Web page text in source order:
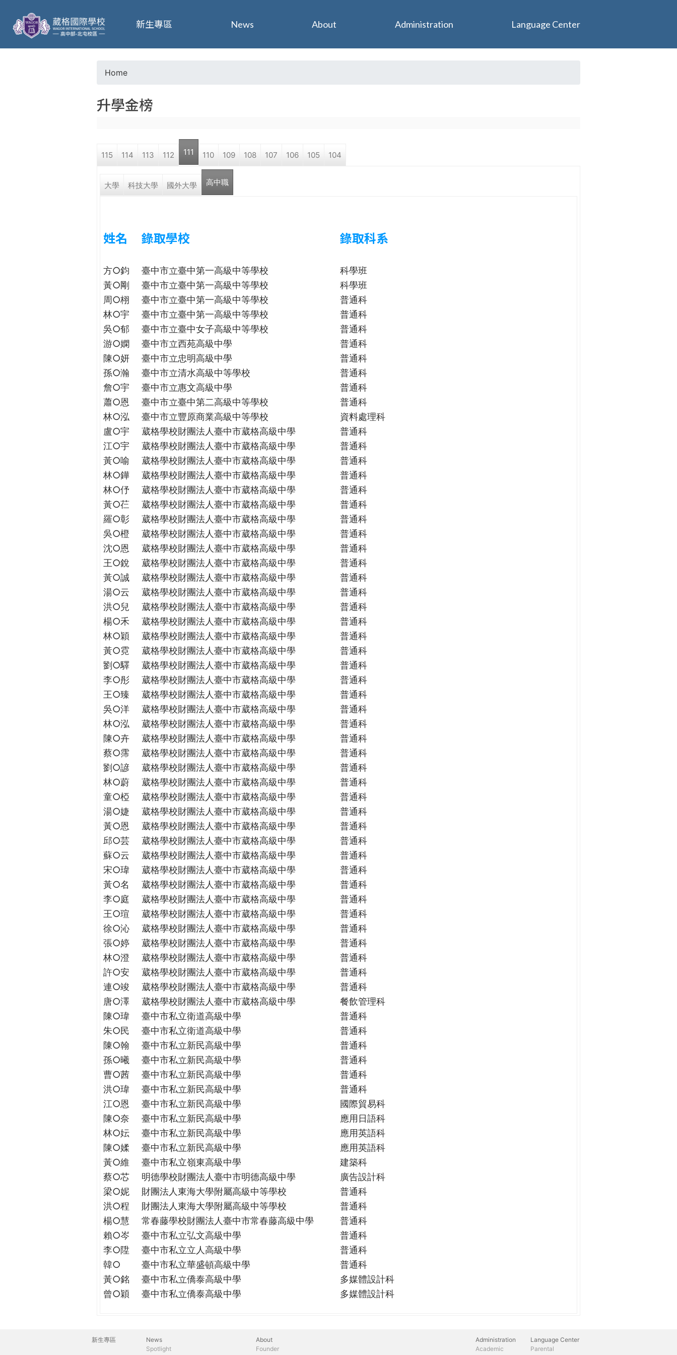
葳
格
o
a
r
h
r
e
Home
升學金榜
115 114 113 112 111 110 109 108 107 106 105 104
大學 科技大學 國外大學 高中職
姓名 錄取學校 錄取科系
方○鈞 臺中市立臺中第一高級中等學校
科學班
黃○剛
臺中市立臺中第一高級中等學校
科學班
周○栩
臺中市立臺中第一高級中等學校
普通科
林○宇
臺中市立臺中第一高級中等學校
普通科
吳○郁
臺中市立臺中女子高級中等學校
普通科
游○嫻
臺中市立西苑高級中學
普通科
陳○妍
臺中市立忠明高級中學
普通科
孫○瀚
臺中市立清水高級中等學校
普通科
詹○宇
臺中市立惠文高級中學
普通科
蕭○恩
臺中市立臺中第二高級中等學校
普通科
林○泓
臺中市立豐原商業高級中等學校
資料處理科
盧○宇
葳格學校財團法人臺中市葳格高級中學
普通科
江○宇
葳格學校財團法人臺中市葳格高級中學
普通科
黃○喻
葳格學校財團法人臺中市葳格高級中學
普通科
林○鏵
葳格學校財團法人臺中市葳格高級中學
普通科
林○伃
葳格學校財團法人臺中市葳格高級中學
普通科
黃○芢
葳格學校財團法人臺中市葳格高級中學
普通科
羅○彰
葳格學校財團法人臺中市葳格高級中學
普通科
吳○橙
葳格學校財團法人臺中市葳格高級中學
普通科
沈○恩
葳格學校財團法人臺中市葳格高級中學
普通科
王○銳
葳格學校財團法人臺中市葳格高級中學
普通科
黃○誠
葳格學校財團法人臺中市葳格高級中學
普通科
湯○云
葳格學校財團法人臺中市葳格高級中學
普通科
洪○兒
葳格學校財團法人臺中市葳格高級中學
普通科
楊○禾
葳格學校財團法人臺中市葳格高級中學
普通科
林○穎
葳格學校財團法人臺中市葳格高級中學
普通科
黃○霓
葳格學校財團法人臺中市葳格高級中學
普通科
劉○驛
葳格學校財團法人臺中市葳格高級中學
普通科
李○彤
葳格學校財團法人臺中市葳格高級中學
普通科
王○臻
葳格學校財團法人臺中市葳格高級中學
普通科
吳○洋
葳格學校財團法人臺中市葳格高級中學
普通科
林○泓
葳格學校財團法人臺中市葳格高級中學
普通科
陳○卉
葳格學校財團法人臺中市葳格高級中學
普通科
蔡○霈
葳格學校財團法人臺中市葳格高級中學
普通科
劉○諺
葳格學校財團法人臺中市葳格高級中學
普通科
林○蔚
葳格學校財團法人臺中市葳格高級中學
普通科
童○椏
葳格學校財團法人臺中市葳格高級中學
普通科
湯○婕
葳格學校財團法人臺中市葳格高級中學
普通科
黃○恩
葳格學校財團法人臺中市葳格高級中學
普通科
邱○芸
葳格學校財團法人臺中市葳格高級中學
普通科
蘇○云
葳格學校財團法人臺中市葳格高級中學
普通科
宋○瑋
葳格學校財團法人臺中市葳格高級中學
普通科
黃○名
葳格學校財團法人臺中市葳格高級中學
普通科
李○庭
葳格學校財團法人臺中市葳格高級中學
普通科
王○瑄
葳格學校財團法人臺中市葳格高級中學
普通科
徐○沁
葳格學校財團法人臺中市葳格高級中學
普通科
張○婷
葳格學校財團法人臺中市葳格高級中學
普通科
林○澄
葳格學校財團法人臺中市葳格高級中學
普通科
許○安
葳格學校財團法人臺中市葳格高級中學
普通科
連○竣
葳格學校財團法人臺中市葳格高級中學
普通科
唐○澤
葳格學校財團法人臺中市葳格高級中學
餐飲管理科
陳○瑋
臺中市私立衛道高級中學
普通科
朱○民
臺中市私立衛道高級中學
普通科
陳○翰
臺中市私立新民高級中學
普通科
孫○曦
臺中市私立新民高級中學
普通科
曹○茜
臺中市私立新民高級中學
普通科
洪○瑋
臺中市私立新民高級中學
普通科
江○恩
臺中市私立新民高級中學
國際貿易科
陳○奈
臺中市私立新民高級中學
應用日語科
林○妘
臺中市私立新民高級中學
應用英語科
陳○媃
臺中市私立新民高級中學
應用英語科
黃○維
臺中市私立嶺東高級中學
建築科
蔡○芯
明德學校財團法人臺中市明德高級中學
廣告設計科
梁○妮
財團法人東海大學附屬高級中等學校
普通科
洪○程
財團法人東海大學附屬高級中等學校
普通科
楊○慧
常春藤學校財團法人臺中市常春藤高級中學
普通科
賴○岑
臺中市私立弘文高級中學
普通科
李○陞
臺中市私立立人高級中學
普通科
韓○
臺中市私立華盛頓高級中學
普通科
黃○銘
臺中市私立僑泰高級中學
多媒體設計科
曾○穎
臺中市私立僑泰高級中學 多媒體設計科
新生專區 News About Administration Language Center
主
新生專區
News
Spotlight
About
Founder
Administration
Academic
Parental
Language Center